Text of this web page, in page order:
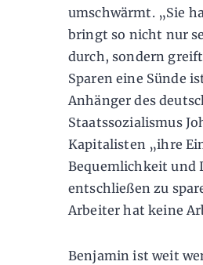
umschwärmt. „Sie
bringt so nicht nur
durch, sondern
Sparen eine Sünde
Anhänger des
Staatssozialismus
Kapitalisten „ihre
Bequemlichkeit und
entschließen zu
Arbeiter hat keine
Benjamin ist weit